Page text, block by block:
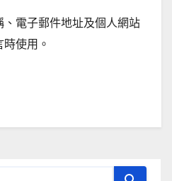
、電子郵件地址及個人網站
使用。